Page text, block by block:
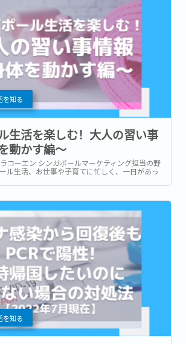
を知る
生活を楽しむ！大人の習い事
動かす編～
コーエン シンガポールマーケティング担当の野
ル生活、お仕事や子育てに忙しく、一日があっ
を知る